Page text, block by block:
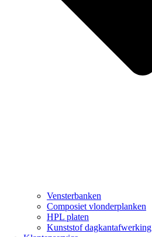
Vensterbanken
Composiet vlonderplanken
HPL platen
Kunststof dagkantafwerking